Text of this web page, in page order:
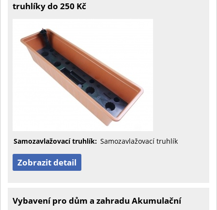
truhlíky do 250 Kč
Samozavlažovací truhlík: Samozavlažovací truhlík
Zobrazit detail
Vybavení pro dům a zahradu Akumulační